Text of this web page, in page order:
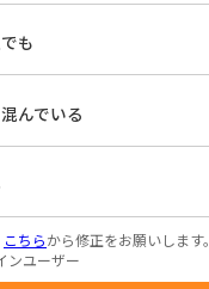
も
んでいる
こちらから修正をお願いします。
ンユーザー